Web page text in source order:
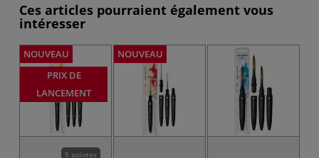
Ces articles pourraient également vous
intéresser
NOUVEAU
PRIX DE
LANCEMENT
5 pointes
NOUVEAU